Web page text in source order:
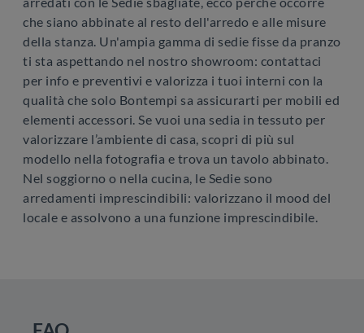
che siano abbinate al resto dell'arredo e alle misure
della stanza. Un'ampia gamma di sedie fisse da pranzo
ti sta aspettando nel nostro showroom: contattaci
per info e preventivi e valorizza i tuoi interni con la
qualità che solo Bontempi sa assicurarti per mobili ed
elementi accessori. Se vuoi una sedia in tessuto per
valorizzare l’ambiente di casa, scopri di più sul
modello nella fotografia e trova un tavolo abbinato.
Nel soggiorno o nella cucina, le Sedie sono
arredamenti imprescindibili: valorizzano il mood del
locale e assolvono a una funzione imprescindibile.